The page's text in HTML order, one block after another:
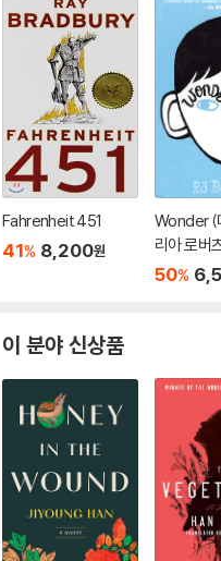
Fahrenheit 451
41% 8,200원
Wonder (
리아 로버
'원더' 원작
50%
이 분야 신상품